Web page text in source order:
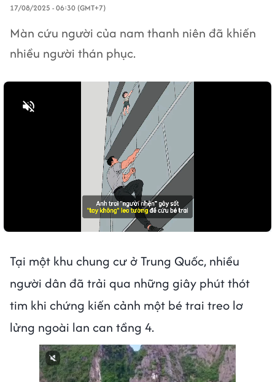
17/08/2025 - 06:30 (GMT+7)
Màn cứu người của nam thanh niên đã khiến
nhiều người thán phục.
Tại một khu chung cư ở Trung Quốc, nhiều
người dân đã trải qua những giây phút thót
tim khi chứng kiến cảnh một bé trai treo lơ
lửng ngoài lan can tầng 4.